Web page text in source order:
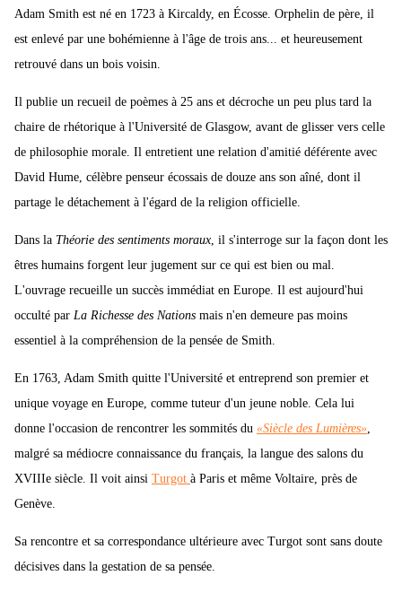
Adam Smith est né en 1723 à Kircaldy, en Écosse. Orphelin de père, il
est enlevé par une bohémienne à l'âge de trois ans... et heureusement
retrouvé dans un bois voisin.
Il publie un recueil de poèmes à 25 ans et décroche un peu plus tard la
chaire de rhétorique à l'Université de Glasgow, avant de glisser vers celle
de philosophie morale. Il entretient une relation d'amitié déférente avec
David Hume, célèbre penseur écossais de douze ans son aîné, dont il
partage le détachement à l'égard de la religion officielle.
Dans la Théorie des sentiments moraux, il s'interroge sur la façon dont les
êtres humains forgent leur jugement sur ce qui est bien ou mal.
L'ouvrage recueille un succès immédiat en Europe. Il est aujourd'hui
occulté par La Richesse des Nations mais n'en demeure pas moins
essentiel à la compréhension de la pensée de Smith.
En 1763, Adam Smith quitte l'Université et entreprend son premier et
unique voyage en Europe, comme tuteur d'un jeune noble. Cela lui
donne l'occasion de rencontrer les sommités du «Siècle des Lumières»,
malgré sa médiocre connaissance du français, la langue des salons du
XVIIIe siècle. Il voit ainsi Turgot à Paris et même Voltaire, près de
Genève.
Sa rencontre et sa correspondance ultérieure avec Turgot sont sans doute
décisives dans la gestation de sa pensée.